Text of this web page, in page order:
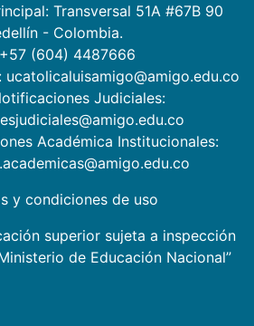
Transversal 51A #67B 90
- Colombia.
(604) 4487666
Judiciales:
Académica Institucionales:
y condiciones de uso
superior sujeta a inspección
de Educación Nacional”